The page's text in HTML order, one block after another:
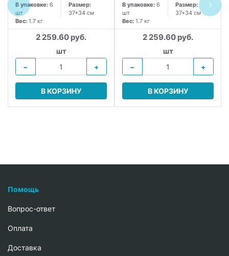
В упаковке: 6
шт
Размер:
37*34 см
Вес: 1.7 кг
2 259.60 руб.
шт
−
+
В КОРЗИНУ
В упаковке: 6
шт
Размер:
37*34 см
Вес: 1.7 кг
2 259.60 руб.
шт
−
+
В КОРЗИНУ
Помощь
Вопрос-ответ
Oплата
Доставка